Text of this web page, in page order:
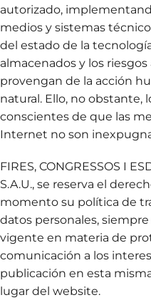
autorizado,
medios y sistemas
del estado de la
almacenados y los
provengan de la acción
natural. Ello, no obstante,
conscientes de que las
Internet no son
FIRES, CONGRESSOS I
S.A.U., se reserva el
momento su política de
datos personales,
vigente en materia de
comunicación a los
publicación en esta
lugar del website.